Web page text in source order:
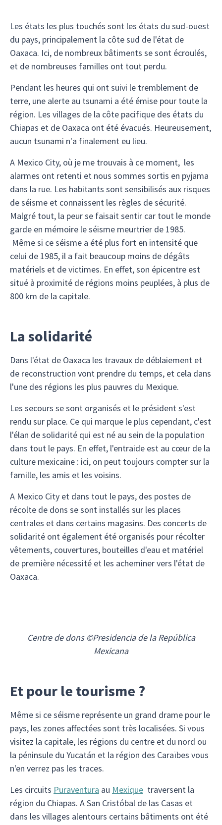
Les états les plus touchés sont les états du sud-ouest
du pays, principalement la côte sud de l'état de
Oaxaca. Ici, de nombreux bâtiments se sont écroulés,
et de nombreuses familles ont tout perdu.
Pendant les heures qui ont suivi le tremblement de
terre, une alerte au tsunami a été émise pour toute la
région. Les villages de la côte pacifique des états du
Chiapas et de Oaxaca ont été évacués. Heureusement,
aucun tsunami n'a finalement eu lieu.
A Mexico City, où je me trouvais à ce moment, les
alarmes ont retenti et nous sommes sortis en pyjama
dans la rue. Les habitants sont sensibilisés aux risques
de séisme et connaissent les règles de sécurité.
Malgré tout, la peur se faisait sentir car tout le monde
garde en mémoire le séisme meurtrier de 1985.
Même si ce séisme a été plus fort en intensité que
celui de 1985, il a fait beaucoup moins de dégâts
matériels et de victimes. En effet, son épicentre est
situé à proximité de régions moins peuplées, à plus de
800 km de la capitale.
La solidarité
Dans l'état de Oaxaca les travaux de déblaiement et
de reconstruction vont prendre du temps, et cela dans
l'une des régions les plus pauvres du Mexique.
Les secours se sont organisés et le président s'est
rendu sur place. Ce qui marque le plus cependant, c'est
l'élan de solidarité qui est né au sein de la population
dans tout le pays. En effet, l'entraide est au cœur de la
culture mexicaine : ici, on peut toujours compter sur la
famille, les amis et les voisins.
A Mexico City et dans tout le pays, des postes de
récolte de dons se sont installés sur les places
centrales et dans certains magasins. Des concerts de
solidarité ont également été organisés pour récolter
vêtements, couvertures, bouteilles d'eau et matériel
de première nécessité et les acheminer vers l'état de
Oaxaca.
Centre de dons ©Presidencia de la República
Mexicana
Et pour le tourisme ?
Même si ce séisme représente un grand drame pour le
pays, les zones affectées sont très localisées. Si vous
visitez la capitale, les régions du centre et du nord ou
la péninsule du Yucatán et la région des Caraïbes vous
n'en verrez pas les traces.
Les circuits Puraventura au Mexique traversent la
région du Chiapas. A San Cristóbal de las Casas et
dans les villages alentours certains bâtiments ont été